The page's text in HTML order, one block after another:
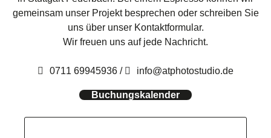
gemeinsam unser Projekt besprechen oder schreiben Sie
uns über unser Kontaktformular.
Wir freuen uns auf jede Nachricht.
0711 69945936 / info@atphotostudio.de
Buchungskalender